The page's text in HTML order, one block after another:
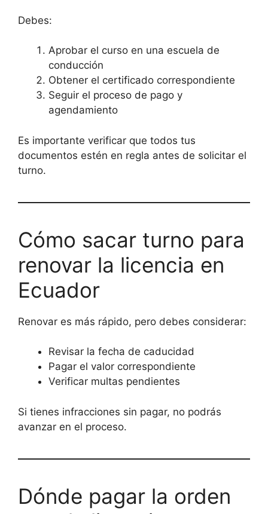
Debes:
Aprobar el curso en una escuela de
conducción
Obtener el certificado correspondiente
Seguir el proceso de pago y
agendamiento
Es importante verificar que todos tus
documentos estén en regla antes de solicitar el
turno.
Cómo sacar turno para
renovar la licencia en
Ecuador
Renovar es más rápido, pero debes considerar:
Revisar la fecha de caducidad
Pagar el valor correspondiente
Verificar multas pendientes
Si tienes infracciones sin pagar, no podrás
avanzar en el proceso.
Dónde pagar la orden